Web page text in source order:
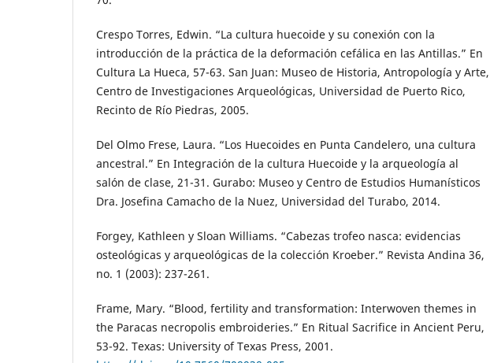
Crespo Torres, Edwin. “La cultura huecoide y su conexión con la
introducción de la práctica de la deformación cefálica en las Antillas.” En
Cultura La Hueca, 57-63. San Juan: Museo de Historia, Antropología y Arte,
Centro de Investigaciones Arqueológicas, Universidad de Puerto Rico,
Recinto de Río Piedras, 2005.
Del Olmo Frese, Laura. “Los Huecoides en Punta Candelero, una cultura
ancestral.” En Integración de la cultura Huecoide y la arqueología al
salón de clase, 21-31. Gurabo: Museo y Centro de Estudios Humanísticos
Dra. Josefina Camacho de la Nuez, Universidad del Turabo, 2014.
Forgey, Kathleen y Sloan Williams. “Cabezas trofeo nasca: evidencias
osteológicas y arqueológicas de la colección Kroeber.” Revista Andina 36,
no. 1 (2003): 237-261.
Frame, Mary. “Blood, fertility and transformation: Interwoven themes in
the Paracas necropolis embroideries.” En Ritual Sacrifice in Ancient Peru,
53-92. Texas: University of Texas Press, 2001.